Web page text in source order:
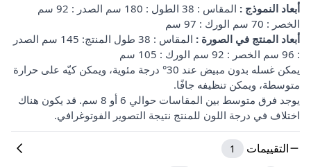
أبعاد النموذج :
المقاس : 38 الطول : 180 سم الصدر : 92 سم
الخصر : 70 سم الورك : 97 سم
أبعاد المنتج في الصورة :
المقاس : 38 طول المنتج: 145 سم الصدر
: 96 سم الخصر : 92 سم الورك : 105 سم
يمكن غسله بدون مبيض عند 30° درجة مئوية، ويمكن كيّه على حرارة
متوسطة، ويمكن تنظيفه جافًا.
يوجد فرق متوسط بين المقاسات حوالي 6 أو 8 سم. قد يكون هناك
اختلاف في درجة اللون للمنتج نتيجة التصوير الفوتوغرافي.
التقييمات 1